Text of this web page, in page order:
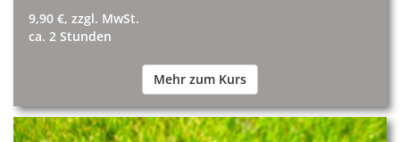
9,90 €, zzgl. MwSt.
ca. 2 Stunden
Mehr zum Kurs